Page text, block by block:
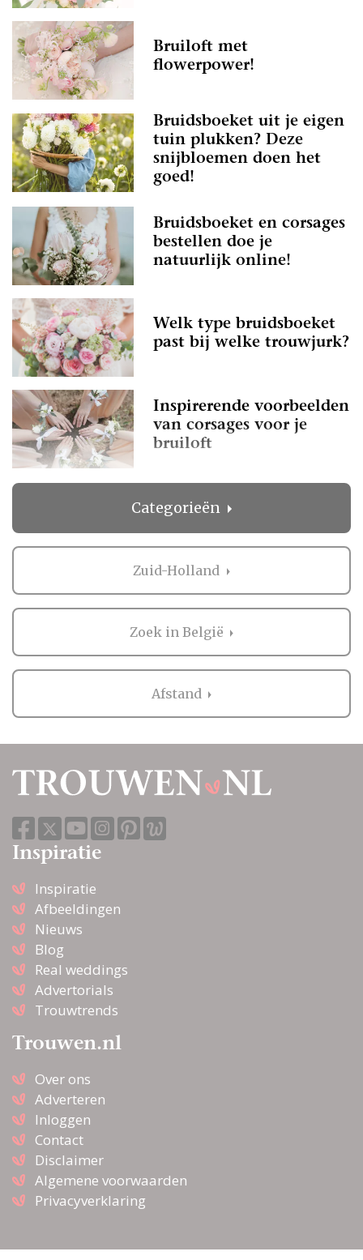
Categorieën
Zuid-Holland
Zoek in België
Afstand
Bruiloft met
flowerpower!
Bruidsboeket uit je eigen
tuin plukken? Deze
snijbloemen doen het
goed!
Bruidsboeket en corsages
bestellen doe je
natuurlijk online!
Welk type bruidsboeket
past bij welke trouwjurk?
Inspirerende voorbeelden
van corsages voor je
bruiloft
Inspiratie
Inspiratie
Afbeeldingen
Nieuws
Blog
Real weddings
Advertorials
Trouwtrends
Trouwen.nl
Over ons
Adverteren
Inloggen
Contact
Disclaimer
Algemene voorwaarden
Privacyverklaring